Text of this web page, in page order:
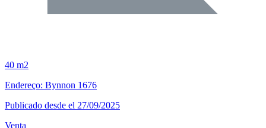
40 m2
Endereço: Bynnon 1676
Publicado desde el 27/09/2025
Venta